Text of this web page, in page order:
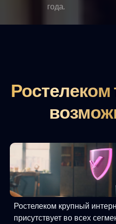
года.
Ростелеком
Ростелеком крупный
присутствует во всех